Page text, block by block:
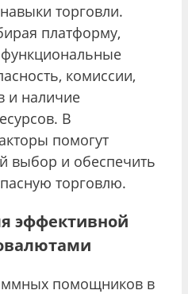
торговли.
платформу,
функциональные
комиссии,
и наличие
В
помогут
выбор и обеспечить
торговлю.
эффективной
помощников в